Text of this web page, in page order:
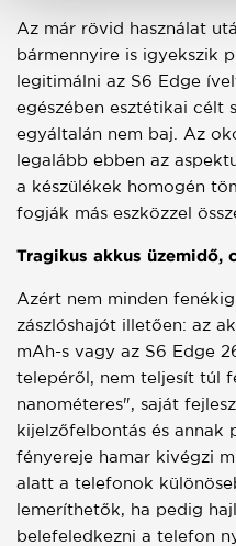
Az már rövid használat
bármennyire is igyekszik
legitimálni az S6 Edge
egészében esztétikai célt
egyáltalán nem baj. Az
legalább ebben az
a készülékek homogén
fogják más eszközzel
Tragikus akkus üzemidő,
Azért nem minden
zászlóshajót illetően: az
mAh-s vagy az S6 Edge
telepéről, nem teljesít túl
nanométeres", saját
kijelzőfelbontás és annak
fényereje hamar kivégzi
alatt a telefonok
lemeríthetők, ha pedig
belefeledkezni a telefon